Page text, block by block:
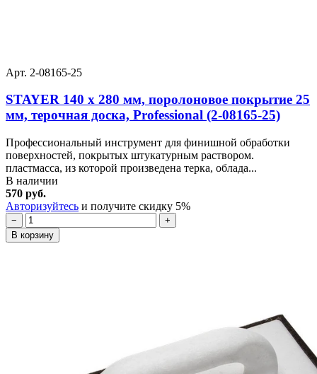
Арт. 2-08165-25
STAYER 140 x 280 мм, поролоновое покрытие 25
мм, терочная доска, Professional (2-08165-25)
Профессиональный инструмент для финишной обработки
поверхностей, покрытых штукатурным раствором.
пластмасса, из которой произведена терка, облада...
В наличии
570 руб.
Авторизуйтесь и получите скидку 5%
−
+
В корзину